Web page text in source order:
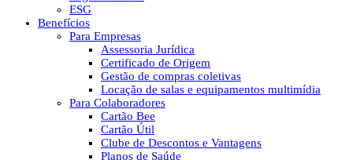
ESG
Benefícios
Para Empresas
Assessoria Jurídica
Certificado de Origem
Gestão de compras coletivas
Locação de salas e equipamentos multimídia
Para Colaboradores
Cartão Bee
Cartão Útil
Clube de Descontos e Vantagens
Planos de Saúde